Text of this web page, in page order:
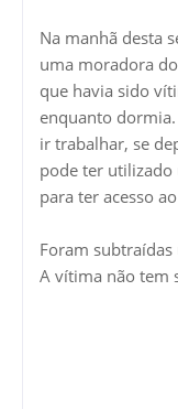
Na manhã desta
uma moradora
que havia sido
enquanto
ir trabalhar, se
pode ter utilizado
para ter acesso
Foram
A vítima não tem